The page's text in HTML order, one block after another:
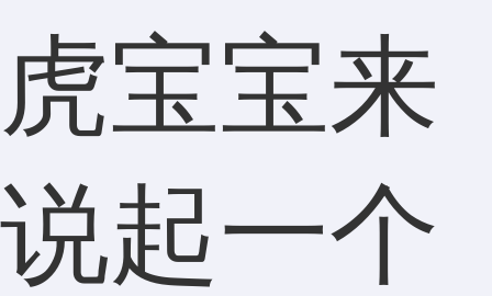
虎宝宝来
说起一个